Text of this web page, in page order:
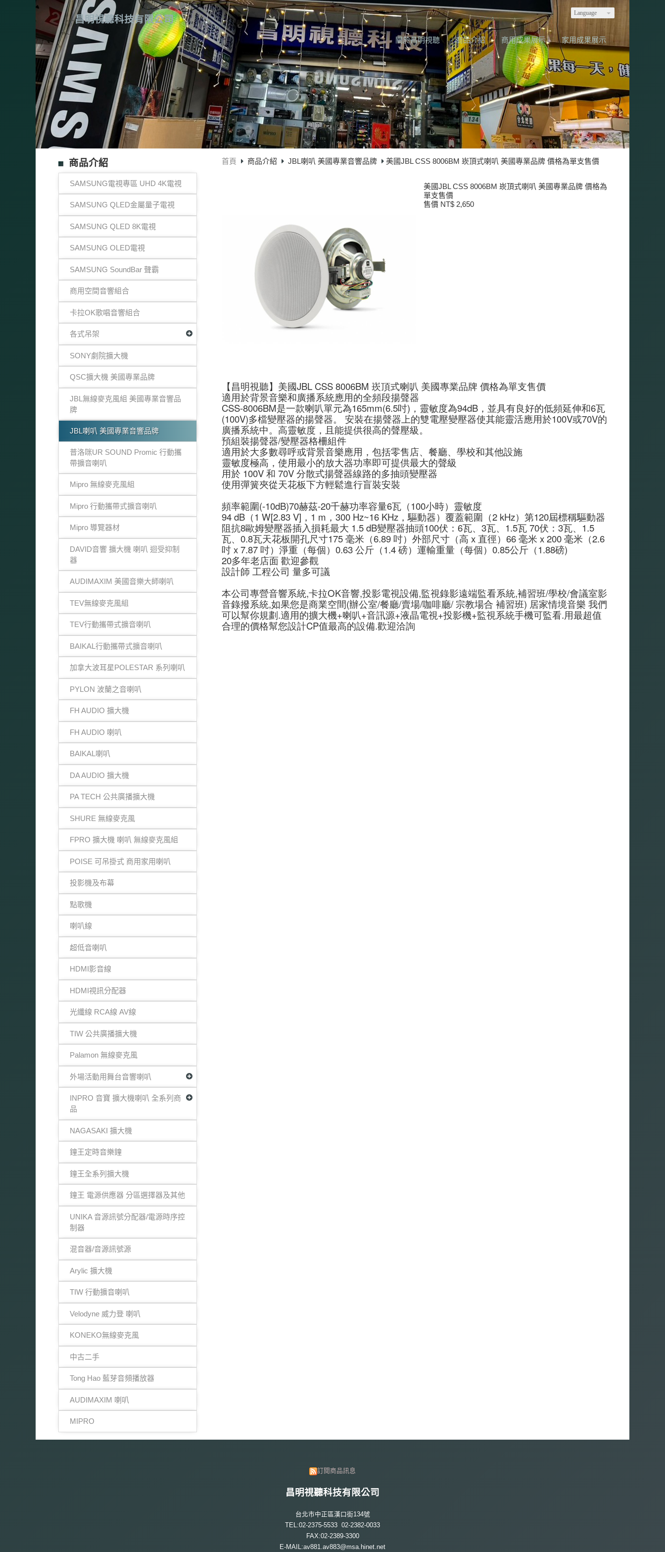
Language
昌明視聽科技有限公司
關於昌明視聽 商品介紹 商用成果展示 家用成果展示
商品介紹
SAMSUNG電視專區 UHD 4K電視
SAMSUNG QLED金屬量子電視
SAMSUNG QLED 8K電視
SAMSUNG OLED電視
SAMSUNG SoundBar 聲霸
商用空間音響組合
卡拉OK歌唱音響組合
各式吊架
SONY劇院擴大機
QSC擴大機 美國專業品牌
JBL無線麥克風組 美國專業音響品
牌
JBL喇叭 美國專業音響品牌
普洛咪UR SOUND Promic 行動攜
帶擴音喇叭
Mipro 無線麥克風組
Mipro 行動攜帶式擴音喇叭
Mipro 導覽器材
DAVID音響 擴大機 喇叭 迴受抑制
器
AUDIMAXIM 美國音樂大師喇叭
TEV無線麥克風組
TEV行動攜帶式擴音喇叭
BAIKAL行動攜帶式擴音喇叭
加拿大波耳星POLESTAR 系列喇叭
PYLON 波蘭之音喇叭
FH AUDIO 擴大機
FH AUDIO 喇叭
BAIKAL喇叭
DA AUDIO 擴大機
PA TECH 公共廣播擴大機
SHURE 無線麥克風
FPRO 擴大機 喇叭 無線麥克風組
POISE 可吊掛式 商用家用喇叭
投影機及布幕
點歌機
喇叭線
超低音喇叭
HDMI影音線
HDMI視訊分配器
光纖線 RCA線 AV線
TIW 公共廣播擴大機
Palamon 無線麥克風
外場活動用舞台音響喇叭
INPRO 音寶 擴大機喇叭 全系列商
品
NAGASAKI 擴大機
鐘王定時音樂鐘
鐘王全系列擴大機
鐘王 電源供應器 分區選擇器及其他
UNIKA 音源訊號分配器/電源時序控
制器
混音器/音源訊號源
Arylic 擴大機
TIW 行動擴音喇叭
Velodyne 威力登 喇叭
KONEKO無線麥克風
中古二手
Tong Hao 藍芽音頻播放器
AUDIMAXIM 喇叭
MIPRO
首頁 商品介紹 JBL喇叭 美國專業音響品牌 美國JBL CSS 8006BM 崁頂式喇叭 美國專業品牌 價格為單支售價
美國JBL CSS 8006BM 崁頂式喇叭 美國專業品牌 價格為
單支售價
售價 NT$ 2,650
【昌明視聽】美國JBL CSS 8006BM 崁頂式喇叭 美國專業品牌 價格為單支售價
適用於背景音樂和廣播系統應用的全頻段揚聲器
CSS-8006BM是一款喇叭單元為165mm(6.5吋)，靈敏度為94dB，並具有良好的低頻延伸和6瓦
(100V)多檔變壓器的揚聲器。 安裝在揚聲器上的雙電壓變壓器使其能靈活應用於100V或70V的
廣播系統中。高靈敏度，且能提供很高的聲壓級。
預組裝揚聲器/變壓器格柵組件
適用於大多數尋呼或背景音樂應用，包括零售店、餐廳、學校和其他設施
靈敏度極高，使用最小的放大器功率即可提供最大的聲級
用於 100V 和 70V 分散式揚聲器線路的多抽頭變壓器
使用彈簧夾從天花板下方輕鬆進行盲裝安裝
頻率範圍(-10dB)70赫茲-20千赫功率容量6瓦（100小時）靈敏度
94 dB（1 W[2.83 V]，1 m，300 Hz~16 KHz，驅動器）覆蓋範圍（2 kHz）第120屆標稱驅動器
阻抗8歐姆變壓器插入損耗最大 1.5 dB變壓器抽頭100伏：6瓦、3瓦、1.5瓦 70伏：3瓦、1.5
瓦、0.8瓦天花板開孔尺寸175 毫米（6.89 吋）外部尺寸（高 x 直徑）66 毫米 x 200 毫米（2.6
吋 x 7.87 吋）淨重（每個）0.63 公斤（1.4 磅）運輸重量（每個）0.85公斤（1.88磅)
20多年老店面 歡迎參觀
設計師 工程公司 量多可議
本公司專營音響系統,卡拉OK音響,投影電視設備,監視錄影遠端監看系統,補習班/學校/會議室影
音錄撥系統,如果您是商業空間(辦公室/餐廳/賣場/咖啡廳/ 宗教場合 補習班) 居家情境音樂 我們
可以幫你規劃.適用的擴大機+喇叭+音訊源+液晶電視+投影機+監視系統手機可監看.用最超值
合理的價格幫您設計CP值最高的設備.歡迎洽詢
訂閱商品訊息
昌明視聽科技有限公司
台北市中正區漢口街134號
TEL:02-2375-5533 02-2382-0033
FAX:02-2389-3300
E-MAIL:av881.av883@msa.hinet.net